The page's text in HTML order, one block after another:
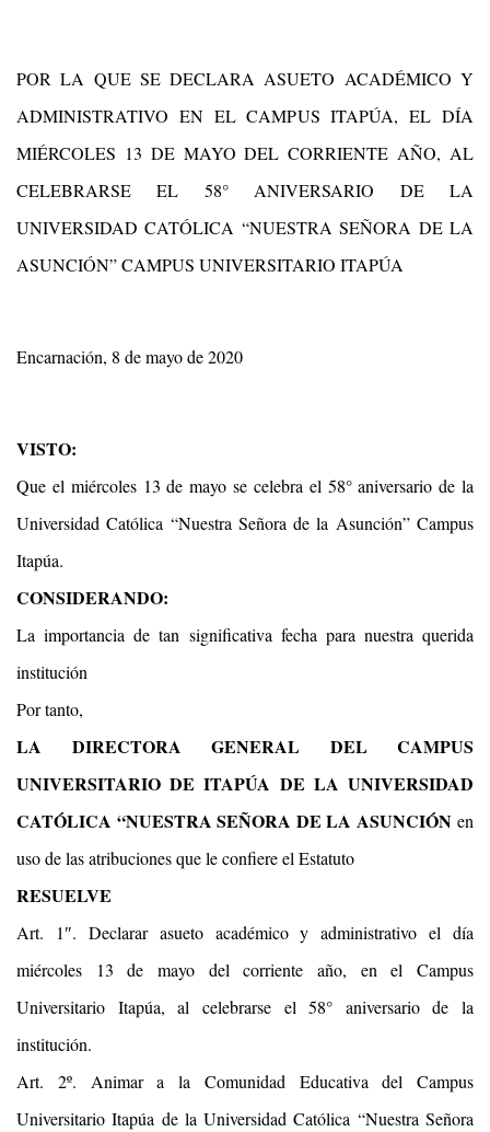
POR LA QUE SE DECLARA ASUETO ACADÉMICO Y
ADMINISTRATIVO EN EL CAMPUS ITAPÚA, EL DÍA
MIÉRCOLES 13 DE MAYO DEL CORRIENTE AÑO, AL
CELEBRARSE EL 58° ANIVERSARIO DE LA
UNIVERSIDAD CATÓLICA “NUESTRA SEÑORA DE LA
ASUNCIÓN” CAMPUS UNIVERSITARIO ITAPÚA
Encarnación, 8 de mayo de 2020
VISTO:
Que el miércoles 13 de mayo se celebra el 58° aniversario de la
Universidad Católica “Nuestra Señora de la Asunción” Campus
Itapúa.
CONSIDERANDO:
La importancia de tan significativa fecha para nuestra querida
institución
Por tanto,
LA DIRECTORA GENERAL DEL CAMPUS
UNIVERSITARIO DE ITAPÚA DE LA UNIVERSIDAD
CATÓLICA “NUESTRA SEÑORA DE LA ASUNCIÓN en
uso de las atribuciones que le confiere el Estatuto
RESUELVE
Art. 1″. Declarar asueto académico y administrativo el día
miércoles 13 de mayo del corriente año, en el Campus
Universitario Itapúa, al celebrarse el 58° aniversario de la
institución.
Art. 2º. Animar a la Comunidad Educativa del Campus
Universitario Itapúa de la Universidad Católica “Nuestra Señora